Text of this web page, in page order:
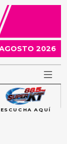
2026
ESCUCHA AQUÍ